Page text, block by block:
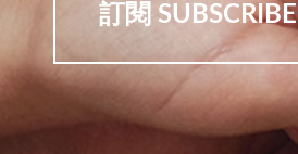
訂閱 SUBSCRIBE